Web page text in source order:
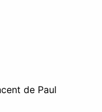
de Paul